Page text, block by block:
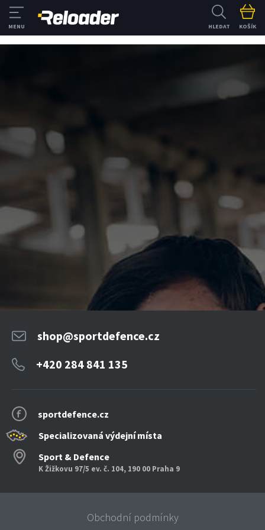
HLEDAT KOŠÍK
sportdefence.cz
Specializovaná výdejní místa
Sport & Defence
K Žižkovu 97/5 ev. č. 104, 190 00 Praha 9
shop@sportdefence.cz
+420 284 841 135
Obchodní podmínky